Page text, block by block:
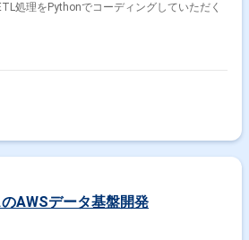
処理をPythonでコーディングしていただく
のAWSデータ基盤開発